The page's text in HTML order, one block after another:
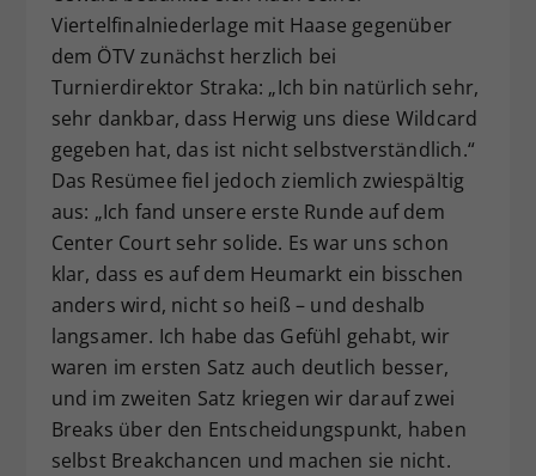
Viertelfinalniederlage mit Haase gegenüber
dem ÖTV zunächst herzlich bei
Turnierdirektor Straka: „Ich bin natürlich sehr,
sehr dankbar, dass Herwig uns diese Wildcard
gegeben hat, das ist nicht selbstverständlich.“
Das Resümee fiel jedoch ziemlich zwiespältig
aus: „Ich fand unsere erste Runde auf dem
Center Court sehr solide. Es war uns schon
klar, dass es auf dem Heumarkt ein bisschen
anders wird, nicht so heiß – und deshalb
langsamer. Ich habe das Gefühl gehabt, wir
waren im ersten Satz auch deutlich besser,
und im zweiten Satz kriegen wir darauf zwei
Breaks über den Entscheidungspunkt, haben
selbst Breakchancen und machen sie nicht.